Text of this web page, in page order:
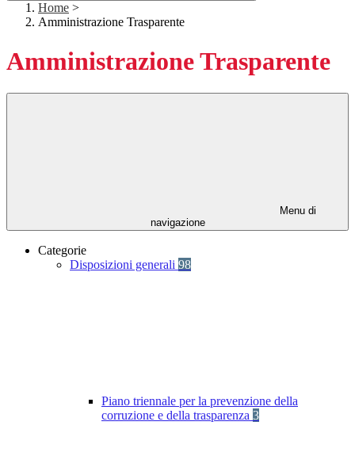
Home >
Amministrazione Trasparente
Amministrazione Trasparente
Menu di
navigazione
Categorie
Disposizioni generali 98
Piano triennale per la prevenzione della
corruzione e della trasparenza 3